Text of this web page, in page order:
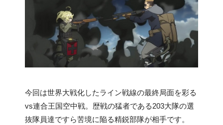
今回は世界大戦化したライン戦線の最終局面を彩る
vs連合王国空中戦。歴戦の猛者である203大隊の選
抜隊員達ですら苦境に陥る精鋭部隊が相手です。